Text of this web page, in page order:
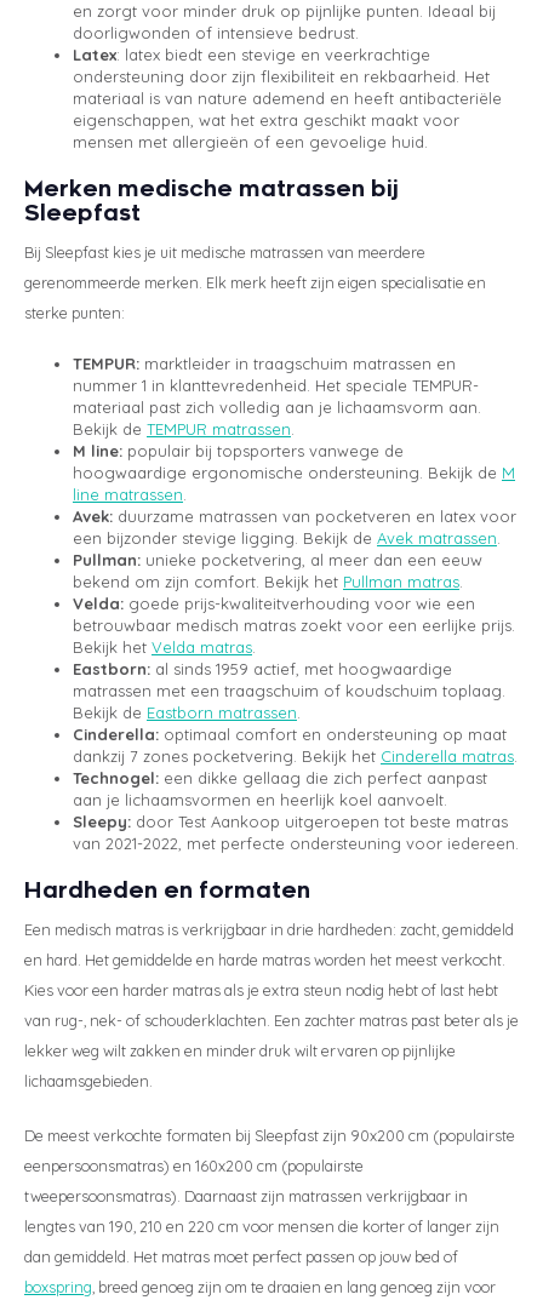
en zorgt voor minder druk op pijnlijke punten. Ideaal bij
doorligwonden of intensieve bedrust.
Latex: latex biedt een stevige en veerkrachtige
ondersteuning door zijn flexibiliteit en rekbaarheid. Het
materiaal is van nature ademend en heeft antibacteriële
eigenschappen, wat het extra geschikt maakt voor
mensen met allergieën of een gevoelige huid.
Merken medische matrassen bij
Sleepfast
Bij Sleepfast kies je uit medische matrassen van meerdere
gerenommeerde merken. Elk merk heeft zijn eigen specialisatie en
sterke punten:
TEMPUR: marktleider in traagschuim matrassen en
nummer 1 in klanttevredenheid. Het speciale TEMPUR-
materiaal past zich volledig aan je lichaamsvorm aan.
Bekijk de TEMPUR matrassen
M line: populair bij topsporters vanwege de
hoogwaardige ergonomische ondersteuning. Bekijk de M
line matrassen
Avek: duurzame matrassen van pocketveren en latex voor
een bijzonder stevige ligging. Bekijk de Avek matrassen
Pullman: unieke pocketvering, al meer dan een eeuw
bekend om zijn comfort. Bekijk het Pullman matras
Velda: goede prijs-kwaliteitverhouding voor wie een
betrouwbaar medisch matras zoekt voor een eerlijke prijs.
Bekijk het Velda matras
Eastborn: al sinds 1959 actief, met hoogwaardige
matrassen met een traagschuim of koudschuim toplaag.
Bekijk de Eastborn matrassen
Cinderella: optimaal comfort en ondersteuning op maat
dankzij 7 zones pocketvering. Bekijk het Cinderella matras
Technogel: een dikke gellaag die zich perfect aanpast
aan je lichaamsvormen en heerlijk koel aanvoelt.
Sleepy: door Test Aankoop uitgeroepen tot beste matras
van 2021-2022, met perfecte ondersteuning voor iedereen.
Hardheden en formaten
Een medisch matras is verkrijgbaar in drie hardheden: zacht, gemiddeld
en hard. Het gemiddelde en harde matras worden het meest verkocht.
Kies voor een harder matras als je extra steun nodig hebt of last hebt
van rug-, nek- of schouderklachten. Een zachter matras past beter als je
lekker weg wilt zakken en minder druk wilt ervaren op pijnlijke
lichaamsgebieden.
De meest verkochte formaten bij Sleepfast zijn 90x200 cm (populairste
eenpersoonsmatras) en 160x200 cm (populairste
tweepersoonsmatras). Daarnaast zijn matrassen verkrijgbaar in
lengtes van 190, 210 en 220 cm voor mensen die korter of langer zijn
dan gemiddeld. Het matras moet perfect passen op jouw bed of
boxspring , breed genoeg zijn om te draaien en lang genoeg zijn voor